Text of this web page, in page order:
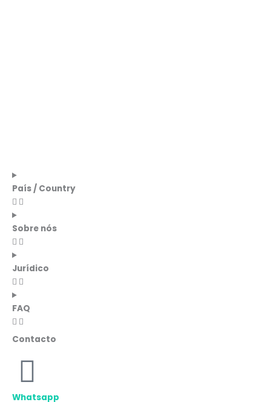
País / Country
Sobre nós
Jurídico
FAQ
Contacto
Whatsapp